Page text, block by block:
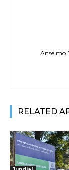
Anselmo
RELATED